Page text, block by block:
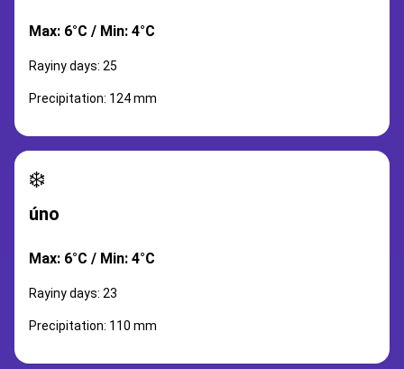
Max: 6°C / Min: 4°C
Rayiny days: 25
Precipitation: 124 mm
❄️
úno
Max: 6°C / Min: 4°C
Rayiny days: 23
Precipitation: 110 mm